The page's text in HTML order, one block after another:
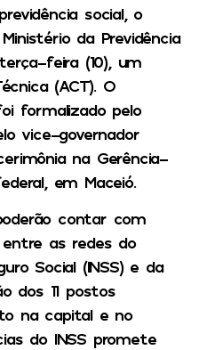
social, o
da Previdência
feira (10), um
(ACT). O
formalizado pelo
vice-governador
na Gerência-
em Maceió.
contar com
as redes do
Social (INSS) e da
dos 11 postos
na capital e no
do INSS promete